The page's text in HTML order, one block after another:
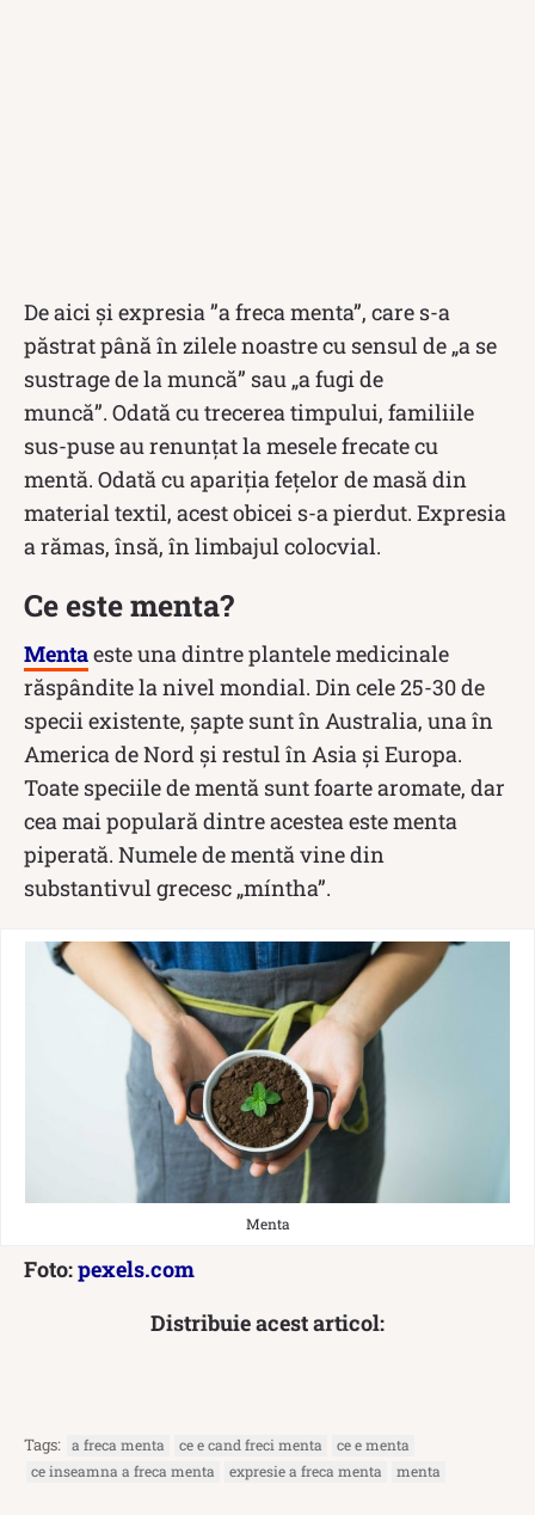
De aici și expresia ”a freca menta”, care s-a
păstrat până în zilele noastre cu sensul de „a se
sustrage de la muncă” sau „a fugi de
muncă”. Odată cu trecerea timpului, familiile
sus-puse au renunțat la mesele frecate cu
mentă. Odată cu apariția fețelor de masă din
material textil, acest obicei s-a pierdut. Expresia
a rămas, însă, în limbajul colocvial.
Ce este menta?
Mentaeste una dintre plantele medicinale
răspândite la nivel mondial. Din cele 25-30 de
specii existente, șapte sunt în Australia, una în
America de Nord și restul în Asia și Europa.
Toate speciile de mentă sunt foarte aromate, dar
cea mai populară dintre acestea este menta
piperată. Numele de mentă vine din
substantivul grecesc „míntha”.
Menta
Foto:pexels.com
Distribuie acest articol:
Tags: a freca menta ce e cand freci menta
ce e menta
ce inseamna a freca menta
expresie a freca menta menta